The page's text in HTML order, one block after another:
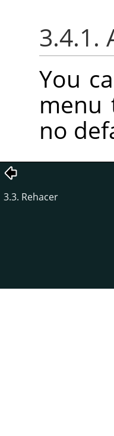
3.4.1.
You
menu
no
3.3. Rehacer